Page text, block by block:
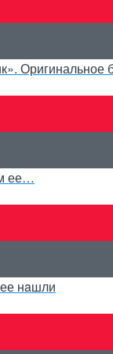
Оригинальное
ее…
нaшли